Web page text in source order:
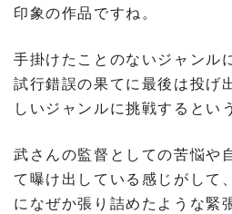
印象の作品ですね。
手掛けたことのないジャンル
試行錯誤の果てに最後は投げ
しいジャンルに挑戦するとい
武さんの監督としての苦悩や
て曝け出している感じがして
になぜか張り詰めたような緊